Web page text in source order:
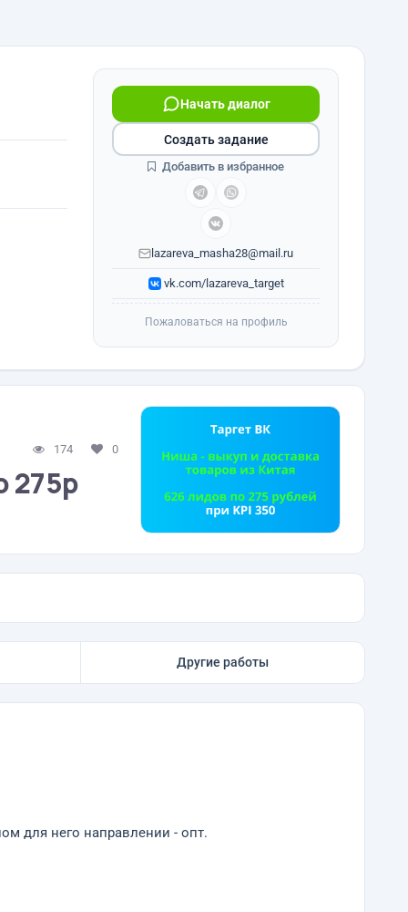
Начать диалог
lazareva_masha28@mail.ru
vk.com/lazareva_target
Создать задание
Добавить в избранное
Пожаловаться на профиль
174 0
275р
Другие работы
для него направлении - опт.